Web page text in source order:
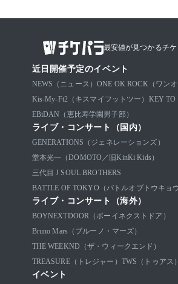
最安値が見つかるチ
近日開催予定のイベント
NEWS（ニュース） ONE OK ROCK（ワンオ
Kis-My-Ft2（キスマイフットツー） KEY TO
EBiDAN（恵比寿学園男子部）
ライブ・コンサート（国内）
GENERATIONS（ジェネレーションズ）
堂本光一（DOMOTO／旧KinKi Kids）
三代目 J SOUL BROTHERS
BATTLE OF TOKYO（バトルオブトウキョウ
ライブ・コンサート（海外）
BOYNEXTDOOR（ボーイネクストドア）
Bruno Mars（ブルーノ・マーズ）
THE WEEKND（ザ・ウィークエンド）
TREASURE（トレジャー） TWS（トゥアス）
イベント